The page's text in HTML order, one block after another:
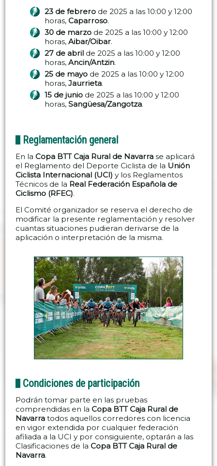
23 de febrero de 2025 a las 10:00 y 12:00
horas,Caparroso.
30 de marzo de 2025 a las 10:00 y 12:00
horas,Aibar/Oibar.
27 de abril de 2025 a las 10:00 y 12:00
horas,Ancin/Antzin.
25 de mayo de 2025 a las 10:00 y 12:00
horas,Jaurrieta.
15 de junio de 2025 a las 10:00 y 12:00
horas,Sangüesa/Zangotza.
Reglamentación general
En laCopa BTT Caja Rural de Navarra se aplicará
el Reglamento del Deporte Ciclista de la Unión
Ciclista Internacional (UCI) y los Reglamentos
Técnicos de la Real Federación Española de
Ciclismo (RFEC).
El Comité organizador se reserva el derecho de
modificar la presente reglamentación y resolver
cuantas situaciones pudieran derivarse de la
aplicación o interpretación de la misma.
Condiciones de participación
Podrán tomar parte en las pruebas
comprendidas en laCopa BTT Caja Rural de
Navarra todos aquellos corredores con licencia
en vigor extendida por cualquier federación
afiliada a la UCI y por consiguiente, optarán a las
Clasificaciones de laCopa BTT Caja Rural de
Navarra.